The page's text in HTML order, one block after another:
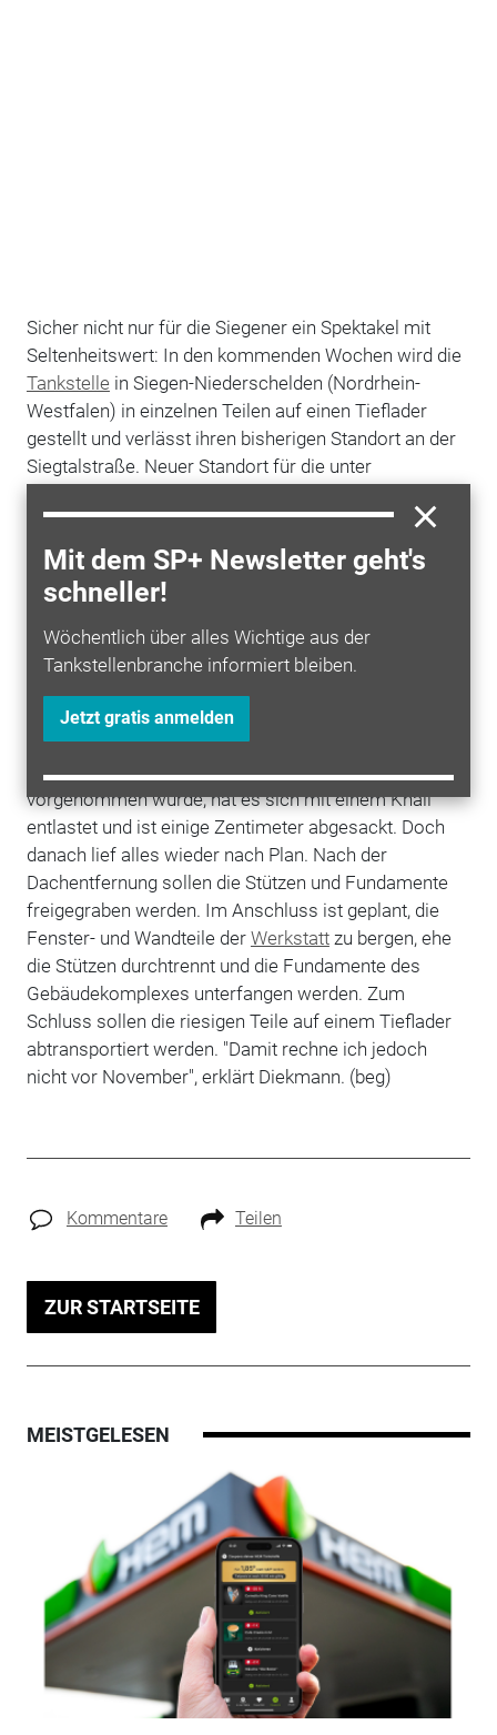
Mit dem SP+ Newsletter geht's
schneller!
Wöchentlich über alles Wichtige aus der
Tankstellenbranche informiert bleiben.
Jetzt gratis anmelden
Sicher nicht nur für die Siegener ein Spektakel mit
Seltenheitswert: In den kommenden Wochen wird die
Tankstelle in Siegen-Niederschelden (Nordrhein-
Westfalen) in einzelnen Teilen auf einen Tieflader
gestellt und verlässt ihren bisherigen Standort an der
Siegtalstraße. Neuer Standort für die unter
Freilichtmuseum Detmold des Landschaftsverbandes
Westfalen-Lippe (LWL). Die Tankstelle aus dem Jahr
1951 ist knapp 19 Meter lang, gut sieben Meter breit
und fast 4,5 Meter hoch. "Zwei zentrale Fragen stellen
sich mir dabei: Schaffen wir die Zerlegung ohne dass
einzelne Teile zerbrechen und bekommen wir die
Claudia Diekmann, Architektin im LWL-
Freilichtmuseums. Eine Schrecksekunde hatte es
bereits gegeben: Als der erste Schnitt am Dach
vorgenommen wurde, hat es sich mit einem Knall
entlastet und ist einige Zentimeter abgesackt. Doch
danach lief alles wieder nach Plan. Nach der
Dachentfernung sollen die Stützen und Fundamente
freigegraben werden. Im Anschluss ist geplant, die
Fenster- und Wandteile der Werkstattzu bergen, ehe
die Stützen durchtrennt und die Fundamente des
Gebäudekomplexes unterfangen werden. Zum
Schluss sollen die riesigen Teile auf einem Tieflader
abtransportiert werden. "Damit rechne ich jedoch
nicht vor November", erklärt Diekmann. (beg)
Kommentare Teilen
ZUR STARTSEITE
MEISTGELESEN